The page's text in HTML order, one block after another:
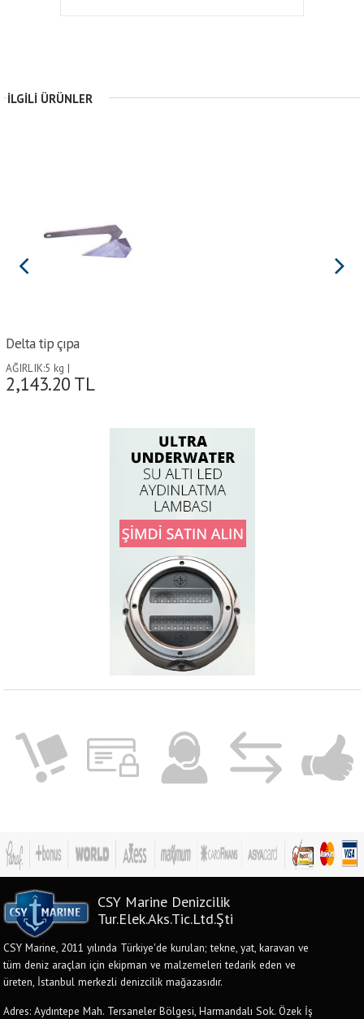
İLGILI ÜRÜNLER
Delta tip çıpa
AĞIRLIK:5 kg |
2,143.20 TL
CSY Marine Denizcilik
Tur.Elek.Aks.Tic.Ltd.Şti
CSY Marine, 2011 yılında Türkiye'de kurulan; tekne, yat, karavan ve
tüm deniz araçları için ekipman ve malzemeleri tedarik eden ve
üreten, İstanbul merkezli denizcilik mağazasıdır.
Adres: Aydıntepe Mah. Tersaneler Bölgesi, Harmandalı Sok. Özek İş